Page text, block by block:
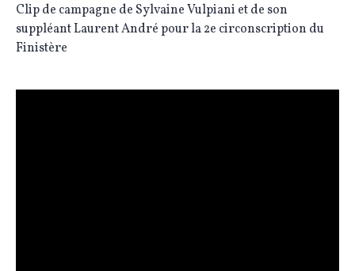
Clip de campagne de Sylvaine Vulpiani et de son
suppléant Laurent André pour la 2e circonscription du
Finistère